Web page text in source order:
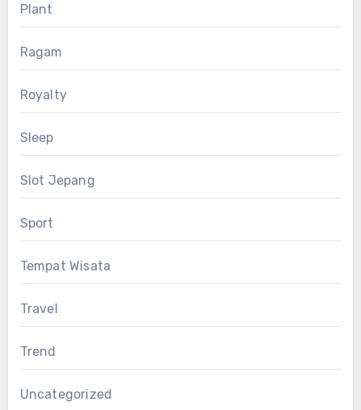
Plant
Ragam
Royalty
Sleep
Slot Jepang
Sport
Tempat Wisata
Travel
Trend
Uncategorized